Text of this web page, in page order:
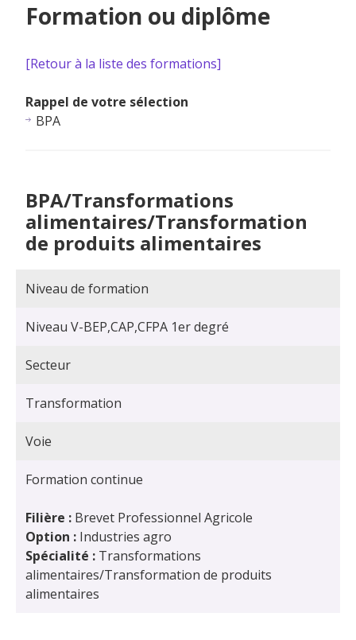
Formation ou diplôme
[Retour à la liste des formations]
Rappel de votre sélection
BPA
BPA/Transformations
alimentaires/Transformation
de produits alimentaires
Niveau de formation
Niveau V-BEP,CAP,CFPA 1er degré
Secteur
Transformation
Voie
Formation continue
Filière : Brevet Professionnel Agricole
Option : Industries agro
Spécialité : Transformations
alimentaires/Transformation de produits
alimentaires